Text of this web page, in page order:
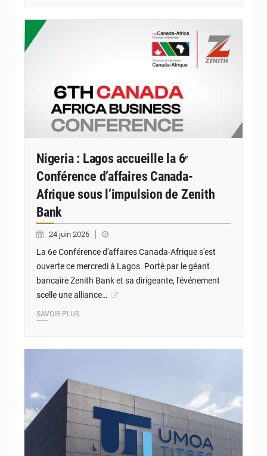
Nigeria : Lagos accueille la 6ᵉ
Conférence d’affaires Canada-
Afrique sous l’impulsion de Zenith
Bank
24 juin 2026
La 6e Conférence d'affaires Canada-Afrique s'est
ouverte ce mercredi à Lagos. Porté par le géant
bancaire Zenith Bank et sa dirigeante, l'événement
scelle une alliance…
SAVOIR PLUS